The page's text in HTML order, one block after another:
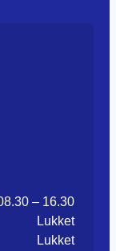
– 16.30
Lukket
Lukket